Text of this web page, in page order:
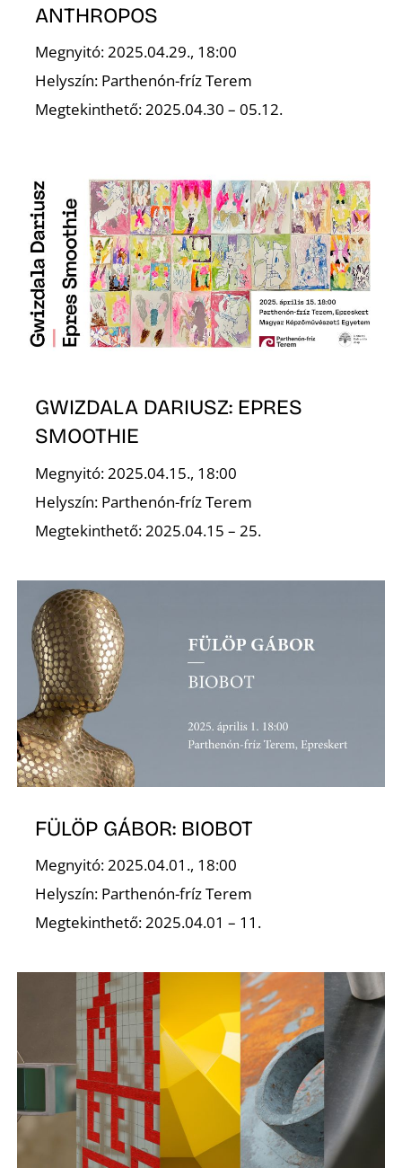
ANTHROPOS
Megnyitó: 2025.04.29., 18:00
Helyszín: Parthenón-fríz Terem
Megtekinthető: 2025.04.30 – 05.12.
GWIZDALA DARIUSZ: EPRES
SMOOTHIE
Megnyitó: 2025.04.15., 18:00
Helyszín: Parthenón-fríz Terem
Megtekinthető: 2025.04.15 – 25.
FÜLÖP GÁBOR: BIOBOT
Megnyitó: 2025.04.01., 18:00
Helyszín: Parthenón-fríz Terem
Megtekinthető: 2025.04.01 – 11.